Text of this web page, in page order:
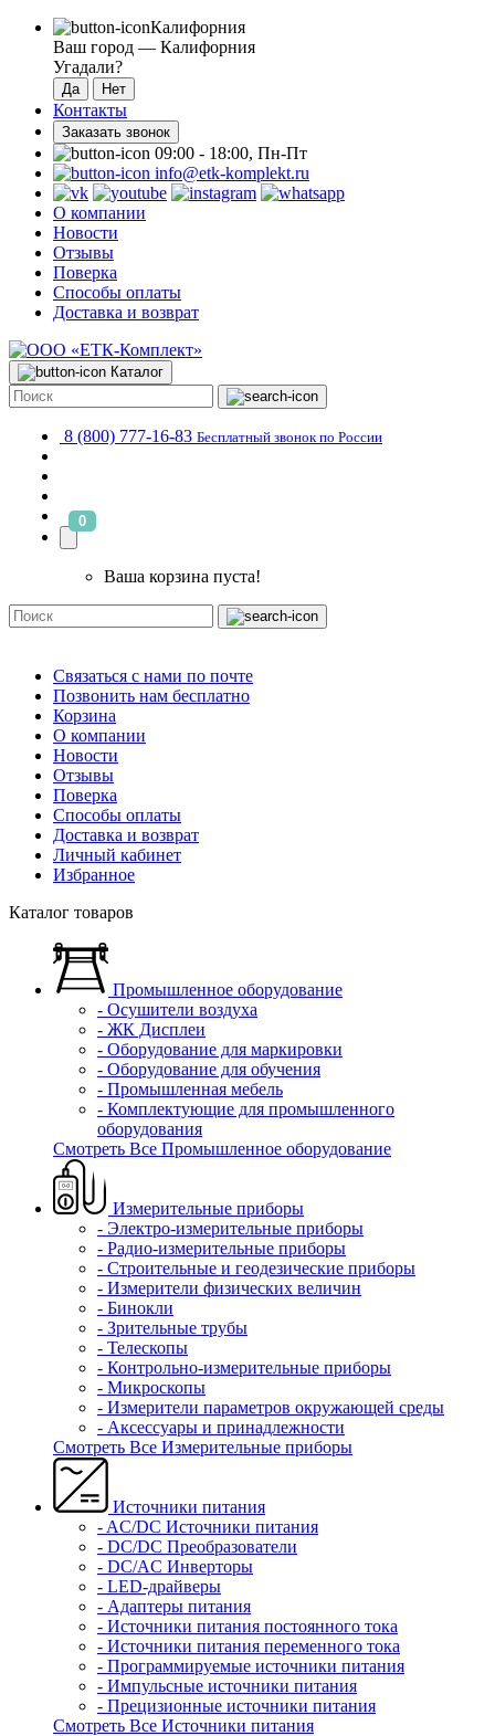
Калифорния
Ваш город — Калифорния
Угадали?
Контакты
Заказать звонок
09:00 - 18:00, Пн-Пт
info@etk-komplekt.ru
О компании
Новости
Отзывы
Поверка
Способы оплаты
Доставка и возврат
Каталог
8 (800) 777-16-83 Бесплатный звонок по России
0
Ваша корзина пуста!
Связаться с нами по почте
Позвонить нам бесплатно
Корзина
О компании
Новости
Отзывы
Поверка
Способы оплаты
Доставка и возврат
Личный кабинет
Избранное
Каталог товаров
Промышленное оборудование
- Осушители воздуха
- ЖК Дисплеи
- Оборудование для маркировки
- Оборудование для обучения
- Промышленная мебель
- Комплектующие для промышленного
оборудования
Смотреть Все Промышленное оборудование
Измерительные приборы
- Электро-измерительные приборы
- Радио-измерительные приборы
- Строительные и геодезические приборы
- Измерители физических величин
- Бинокли
- Зрительные трубы
- Телескопы
- Контрольно-измерительные приборы
- Микроскопы
- Измерители параметров окружающей среды
- Аксессуары и принадлежности
Смотреть Все Измерительные приборы
Источники питания
- AC/DC Источники питания
- DC/DC Преобразователи
- DC/AC Инверторы
- LED-драйверы
- Адаптеры питания
- Источники питания постоянного тока
- Источники питания переменного тока
- Программируемые источники питания
- Импульсные источники питания
- Прецизионные источники питания
Смотреть Все Источники питания